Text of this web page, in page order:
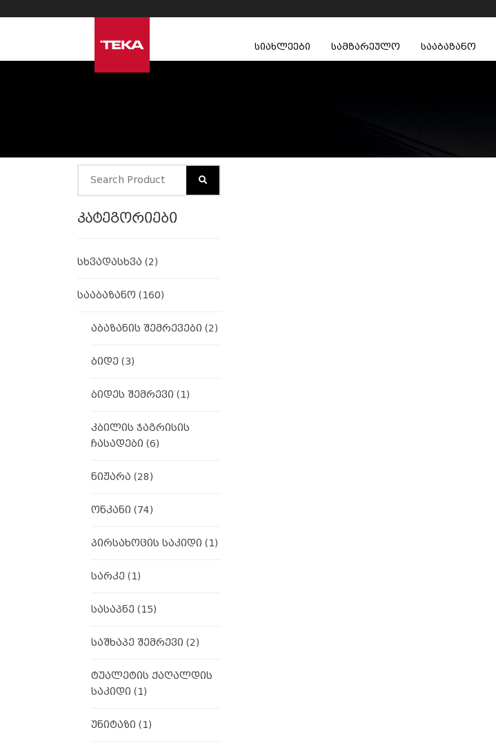
სიახლეები სამზარეულო სააბაზანო
კატეგორიები
სხვადასხვა (2)
სააბაზანო (160)
აბაზანის შემრევები (2)
ბიდე (3)
ბიდეს შემრევი (1)
კბილის ჯაგრისის
ჩასადები (6)
ნიჟარა (28)
ონკანი (74)
პირსახოცის საკიდი (1)
სარკე (1)
სასაპნე (15)
საშხაპე შემრევი (2)
ტუალეტის ქაღალდის
საკიდი (1)
უნიტაზი (1)